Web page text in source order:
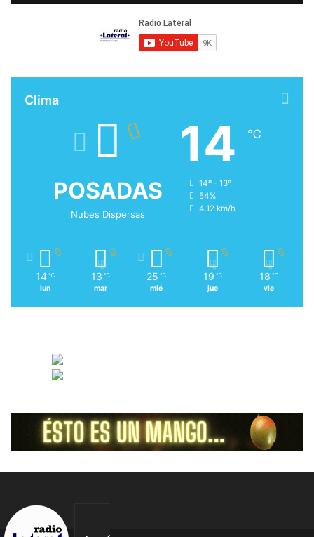
Clima
POSADAS
Nubes Dispersas
14 ℃
14º - 13º
54%
4.12 km/h
14 ℃
lun
13 ℃
mar
25 ℃
mié
19 ℃
jue
18 ℃
vie